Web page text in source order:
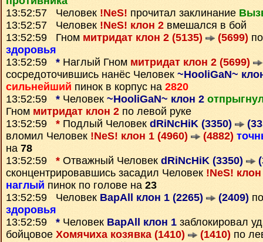
13:52:57 Человек !NeS! прочитал заклинание
13:52:57 Человек !NeS! клон 2 вмешался в бой
13:52:59 Гном митридат клон 2 (5135) (5699)
здоровья
13:52:59 * Наглый Гном митридат клон 2 (5699)
сосредоточившись нанёс Человек ~HooliGaN~
сильнейший пинок в корпус на 2820
13:52:59 * Человек ~HooliGaN~ клон 2
Гном митридат клон 2 по левой руке
13:52:59 * Подлый Человек dRiNcHiK (3350)
вломил Человек !NeS! клон 1 (4960) (4882)
на 78
13:52:59 * Отважный Человек dRiNcHiK (3350)
сконцентрировавшись засадил Человек !NeS!
наглый пинок по голове на 23
13:52:59 Человек BapAll клон 1 (2265) (2409)
здоровья
13:52:59 * Человек BapAll клон 1 заблокировал
бойцовое Хомячиха козявка (1410) (1410) по